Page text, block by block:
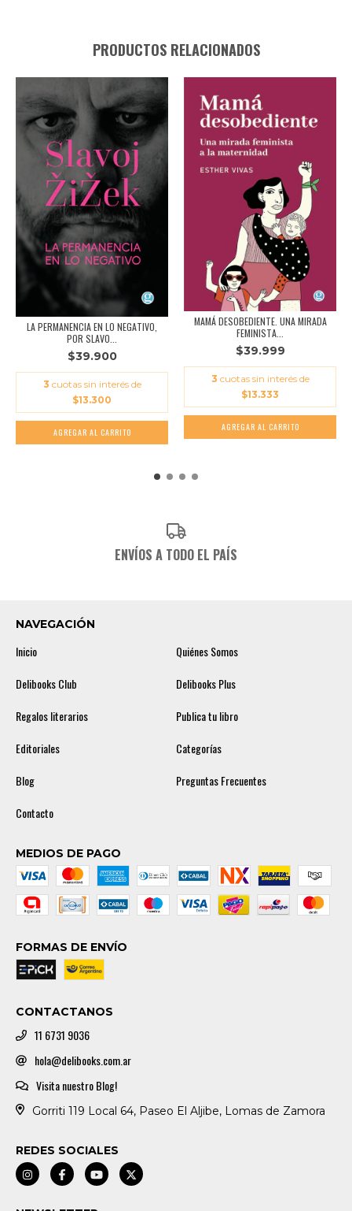
PRODUCTOS RELACIONADOS
LA PERMANENCIA EN LO NEGATIVO,
POR SLAVO...
$39.900
3 cuotas sin interés de
$13.300
MAMÁ DESOBEDIENTE. UNA MIRADA
FEMINISTA...
$39.999
3 cuotas sin interés de
$13.333
ENVÍOS A TODO EL PAÍS
NAVEGACIÓN
Inicio
Quiénes Somos
Delibooks Club
Delibooks Plus
Regalos literarios
Publica tu libro
Editoriales
Categorías
Blog
Preguntas Frecuentes
Contacto
MEDIOS DE PAGO
FORMAS DE ENVÍO
CONTACTANOS
11 6731 9036
hola@delibooks.com.ar
Visita nuestro Blog!
Gorriti 119 Local 64, Paseo El Aljibe, Lomas de Zamora
REDES SOCIALES